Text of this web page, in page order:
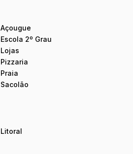
Açougue
Escola 2º Grau
Lojas
Pizzaria
Praia
Sacolão
Litoral